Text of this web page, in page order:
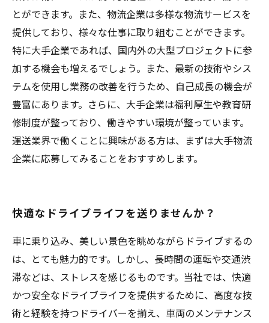
とができます。また、物流企業は多様な物流サービスを
提供しており、様々な仕事に取り組むことができます。
特に大手企業であれば、国内外の大型プロジェクトに参
加する機会も増えるでしょう。また、最新の技術やシス
テムを使用し業務の改善を行うため、自己成長の機会が
豊富にあります。さらに、大手企業は福利厚生や教育研
修制度が整っており、働きやすい環境が整っています。
運送業界で働くことに興味がある方は、まずは大手物流
企業に応募してみることをおすすめします。
快適なドライブライフを送りませんか？
車に乗り込み、美しい景色を眺めながらドライブするの
は、とても魅力的です。しかし、長時間の運転や交通渋
滞などは、ストレスを感じるものです。当社では、快適
かつ安全なドライブライフを提供するために、高度な技
術と経験を持つドライバーを揃え、車両のメンテナンス